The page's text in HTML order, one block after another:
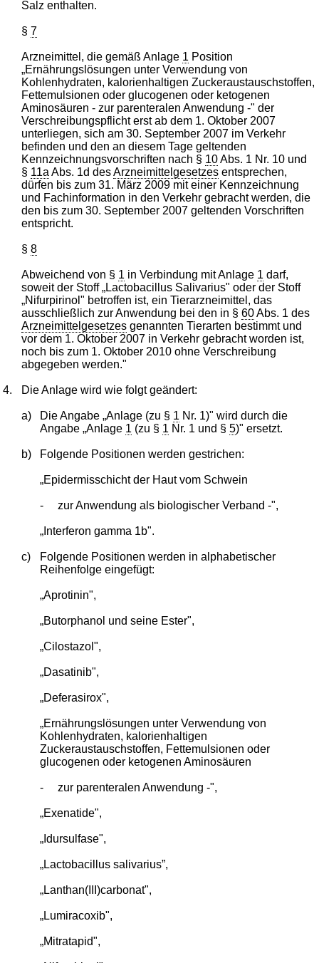
Salz enthalten.
§7
Arzneimittel, die gemäß Anlage 1 Position
„Ernährungslösungen unter Verwendung von
Kohlenhydraten, kalorienhaltigen Zuckeraustauschstoffen,
Fettemulsionen oder glucogenen oder ketogenen
Aminosäuren - zur parenteralen Anwendung -" der
Verschreibungspflicht erst ab dem 1. Oktober 2007
unterliegen, sich am 30. September 2007 im Verkehr
befinden und den an diesem Tage geltenden
Kennzeichnungsvorschriften nach § 10Abs. 1 Nr. 10 und
§ 11a Abs. 1d desArzneimittelgesetzes entsprechen,
dürfen bis zum 31. März 2009 mit einer Kennzeichnung
und Fachinformation in den Verkehr gebracht werden, die
den bis zum 30. September 2007 geltenden Vorschriften
entspricht.
§8
Abweichend von § 1 in Verbindung mit Anlage 1 darf,
soweit der Stoff „Lactobacillus Salivarius" oder der Stoff
„Nifurpirinol" betroffen ist, ein Tierarzneimittel, das
ausschließlich zur Anwendung bei den in §60Abs. 1 des
Arzneimittelgesetzes genannten Tierarten bestimmt und
vor dem 1. Oktober 2007 in Verkehr gebracht worden ist,
noch bis zum 1. Oktober 2010 ohne Verschreibung
abgegeben werden."
4. Die Anlage wird wie folgt geändert:
a) Die Angabe „Anlage (zu § 1 Nr. 1)" wird durch die
Angabe „Anlage 1 (zu § 1 Nr. 1 und § 5)" ersetzt.
b) Folgende Positionen werden gestrichen:
„Epidermisschicht der Haut vom Schwein
- zur Anwendung als biologischer Verband -",
„Interferon gamma 1b".
c)
Folgende Positionen werden in alphabetischer
Reihenfolge eingefügt:
„Aprotinin",
„Butorphanol und seine Ester",
„Cilostazol",
„Dasatinib",
„Deferasirox",
„Ernährungslösungen unter Verwendung von
Kohlenhydraten, kalorienhaltigen
Zuckeraustauschstoffen, Fettemulsionen oder
glucogenen oder ketogenen Aminosäuren
- zur parenteralen Anwendung -",
„Exenatide",
„Idursulfase",
„Lactobacillus salivarius”,
„Lanthan(III)carbonat",
„Lumiracoxib",
„Mitratapid",